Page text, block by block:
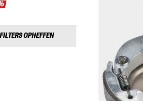
OPHEFFEN